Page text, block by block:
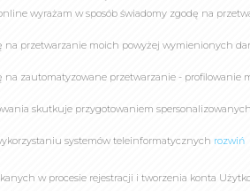
wyrażam w sposób świadomy zgodę na
na przetwarzanie moich powyżej wymienionych
na zautomatyzowane przetwarzanie - profilowanie
skutkuje przygotowaniem
systemów teleinformatycznych rozwiń
w procesie rejestracji i tworzenia konta